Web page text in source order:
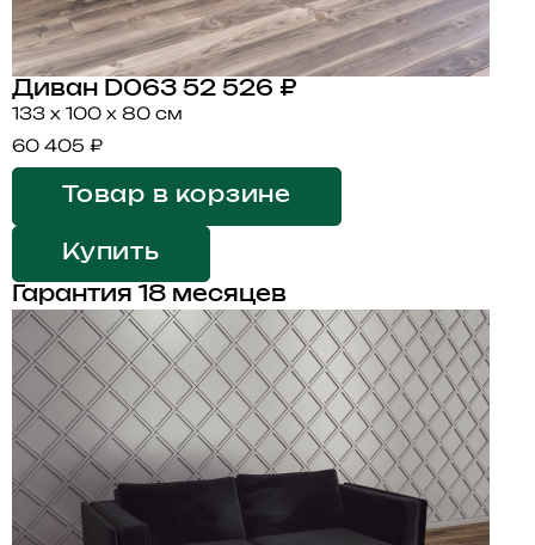
Диван D063 52 526 ₽
133 x 100 x 80 см
60 405 ₽
Товар в корзине
Купить
Гарантия 18 месяцев